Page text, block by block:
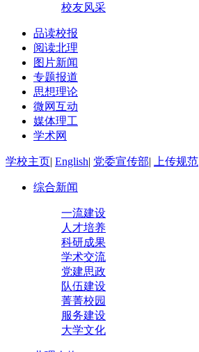
校友风采
品读校报
阅读北理
图片新闻
专题报道
思想理论
微网互动
媒体理工
学术网
学校主页| English| 党委宣传部| 上传规范
综合新闻
一流建设
人才培养
科研成果
学术交流
党建思政
队伍建设
菁菁校园
服务建设
大学文化